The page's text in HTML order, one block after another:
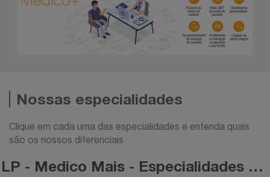
Nossas especialidades
Clique em cada uma das especialidades e entenda quais
são os nossos diferenciais
LP - Medico Mais - Especialidades - Pediatria+